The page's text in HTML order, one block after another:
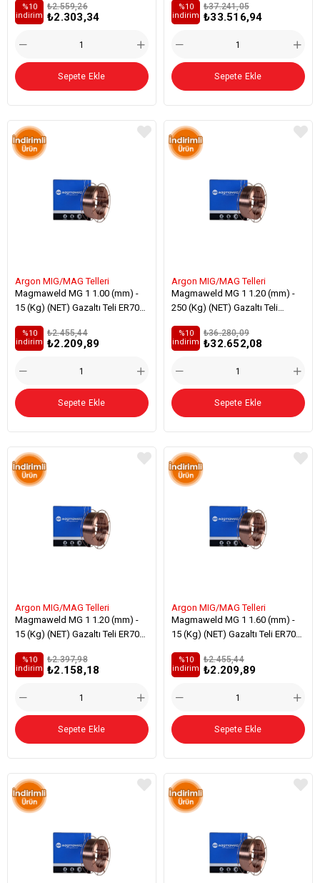
₺2.303,34
₺2.559,26
%10
i̇ndirim
Sepete Ekle
Kaynağı
₺33.516,94
₺37.241,05
%10
i̇ndirim
Sepete Ekle
Argon MIG/MAG Telleri
Magmaweld MG 1 1.00 (mm) -
15 (Kg) (NET) Gazaltı Teli ER70S-
₺2.209,89
₺2.455,44
%10
i̇ndirim
Sepete Ekle
Argon MIG/MAG Telleri
Magmaweld MG 1 1.20 (mm) -
250 (Kg) (NET) Gazaltı Teli
Kaynağı
₺32.652,08
₺36.280,09
%10
i̇ndirim
Sepete Ekle
Argon MIG/MAG Telleri
Magmaweld MG 1 1.20 (mm) -
15 (Kg) (NET) Gazaltı Teli ER70S-
₺2.158,18
₺2.397,98
%10
i̇ndirim
Sepete Ekle
Argon MIG/MAG Telleri
Magmaweld MG 1 1.60 (mm) -
15 (Kg) (NET) Gazaltı Teli ER70S-
₺2.209,89
₺2.455,44
%10
i̇ndirim
Sepete Ekle